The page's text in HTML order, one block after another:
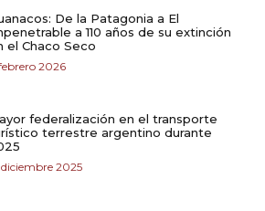
De la Patagonia a El
a 110 años de su extinción
el Chaco Seco
febrero 2026
federalización en el transporte
terrestre argentino durante
diciembre 2025